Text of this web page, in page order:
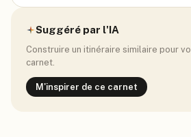
Suggéré par l'IA
Construire un itinéraire similaire pour
carnet.
M'inspirer de ce carnet